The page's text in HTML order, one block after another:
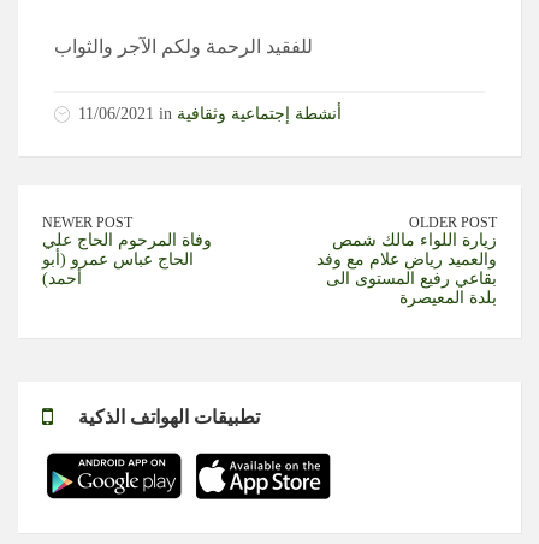
11/06/2021 in أنشطة إجتماعية وثقافية
NEWER POST
وفاة المرحوم الحاج علي
الحاج عباس عمرو (أبو
أحمد)
OLDER POST
زيارة اللواء مالك شمص
والعميد رياض علام مع وفد
بقاعي رفيع المستوى الى
بلدة المعيصرة
تطبيقات الهواتف الذكية